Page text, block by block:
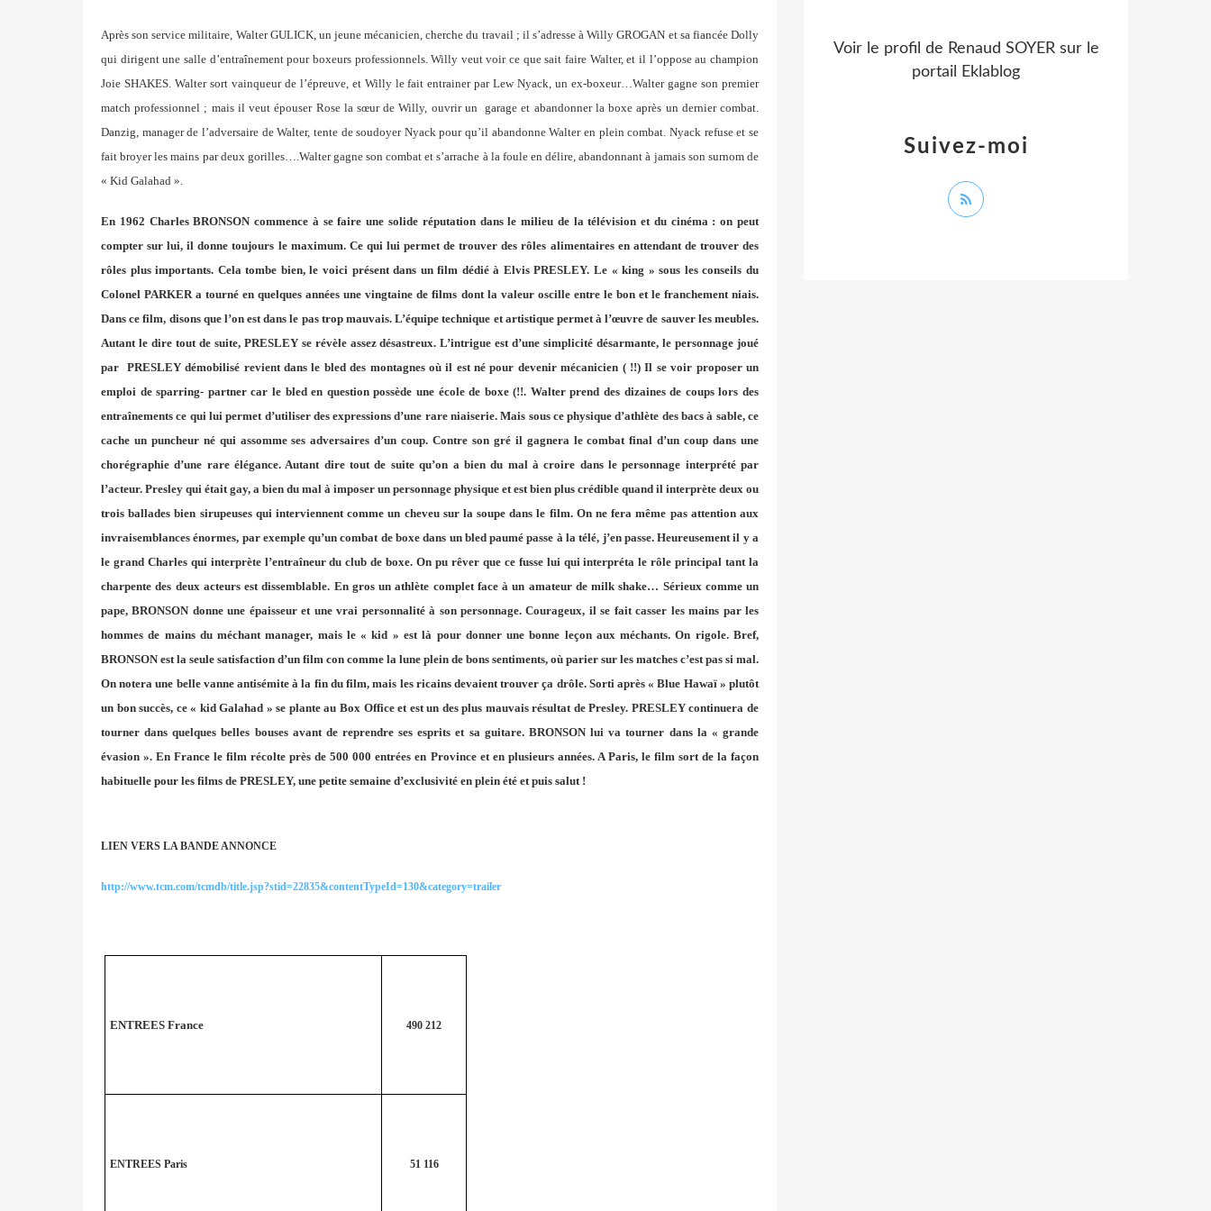
Après son service militaire, Walter GULICK, un jeune mécanicien, cherche du travail ; il s’adresse à Willy GROGAN et sa fiancée Dolly
qui dirigent une salle d’entraînement pour boxeurs professionnels. Willy veut voir ce que sait faire Walter, et il l’oppose au champion
Joie SHAKES. Walter sort vainqueur de l’épreuve, et Willy le fait entrainer par Lew Nyack, un ex-boxeur…Walter gagne son premier
match professionnel ; mais il veut épouser Rose la sœur de Willy, ouvrir un garage et abandonner la boxe après un dernier combat.
Danzig, manager de l’adversaire de Walter, tente de soudoyer Nyack pour qu’il abandonne Walter en plein combat. Nyack refuse et se
fait broyer les mains par deux gorilles….Walter gagne son combat et s’arrache à la foule en délire, abandonnant à jamais son surnom de
« Kid Galahad ».
En 1962 Charles BRONSON commence à se faire une solide réputation dans le milieu de la télévision et du cinéma : on peut
compter sur lui, il donne toujours le maximum. Ce qui lui permet de trouver des rôles alimentaires en attendant de trouver des
rôles plus importants. Cela tombe bien, le voici présent dans un film dédié à Elvis PRESLEY. Le « king » sous les conseils du
Colonel PARKER a tourné en quelques années une vingtaine de films dont la valeur oscille entre le bon et le franchement niais.
Dans ce film, disons que l’on est dans le pas trop mauvais. L’équipe technique et artistique permet à l’œuvre de sauver les meubles.
Autant le dire tout de suite, PRESLEY se révèle assez désastreux. L’intrigue est d’une simplicité désarmante, le personnage joué
par PRESLEY démobilisé revient dans le bled des montagnes où il est né pour devenir mécanicien ( !!) Il se voir proposer un
emploi de sparring- partner car le bled en question possède une école de boxe (!!. Walter prend des dizaines de coups lors des
entraînements ce qui lui permet d’utiliser des expressions d’une rare niaiserie. Mais sous ce physique d’athlète des bacs à sable, ce
cache un puncheur né qui assomme ses adversaires d’un coup. Contre son gré il gagnera le combat final d’un coup dans une
chorégraphie d’une rare élégance. Autant dire tout de suite qu’on a bien du mal à croire dans le personnage interprété par
l’acteur. Presley qui était gay, a bien du mal à imposer un personnage physique et est bien plus crédible quand il interprète deux ou
trois ballades bien sirupeuses qui interviennent comme un cheveu sur la soupe dans le film. On ne fera même pas attention aux
invraisemblances énormes, par exemple qu’un combat de boxe dans un bled paumé passe à la télé, j’en passe. Heureusement il y a
le grand Charles qui interprète l’entraîneur du club de boxe. On pu rêver que ce fusse lui qui interpréta le rôle principal tant la
charpente des deux acteurs est dissemblable. En gros un athlète complet face à un amateur de milk shake… Sérieux comme un
pape, BRONSON donne une épaisseur et une vrai personnalité à son personnage. Courageux, il se fait casser les mains par les
hommes de mains du méchant manager, mais le « kid » est là pour donner une bonne leçon aux méchants. On rigole. Bref,
BRONSON est la seule satisfaction d’un film con comme la lune plein de bons sentiments, où parier sur les matches c’est pas si mal.
On notera une belle vanne antisémite à la fin du film, mais les ricains devaient trouver ça drôle. Sorti après « Blue Hawaï » plutôt
un bon succès, ce « kid Galahad » se plante au Box Office et est un des plus mauvais résultat de Presley. PRESLEY continuera de
tourner dans quelques belles bouses avant de reprendre ses esprits et sa guitare. BRONSON lui va tourner dans la « grande
évasion ». En France le film récolte près de 500 000 entrées en Province et en plusieurs années. A Paris, le film sort de la façon
habituelle pour les films de PRESLEY, une petite semaine d’exclusivité en plein été et puis salut !
LIEN VERS LA BANDE ANNONCE
http://www.tcm.com/tcmdb/title.jsp?stid=22835&contentTypeId=130&category=trailer
ENTREES France 490 212
ENTREES Paris 51 116
Suivez-moi
Voir le profil de Renaud SOYERsur le
portail Eklablog